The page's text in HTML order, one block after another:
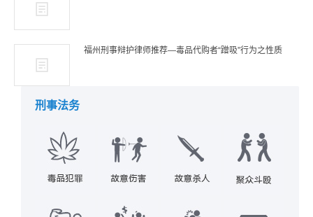
福州刑事辩护律师推荐—毒品代购者“蹭吸”行为之性质
刑事法务